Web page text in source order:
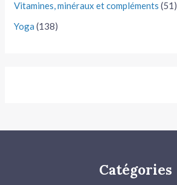
Vitamines, minéraux et compléments (51)
Yoga (138)
Catégories